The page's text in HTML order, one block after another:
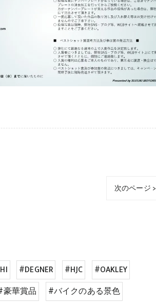
次のページ >
#DEGNER #HJC
#OAKLEY
豪華賞品 #バイクのある景色